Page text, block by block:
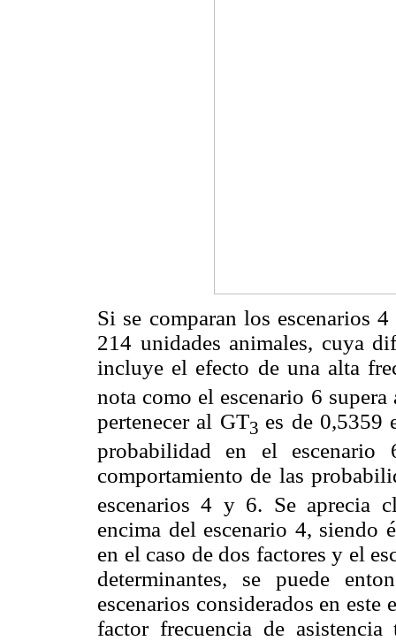
Si se comparan los escenarios
214 unidades animales, cuya
incluye el efecto de una alta
nota como el escenario 6
pertenecer al GT3 es de 0,5359
probabilidad en el
comportamiento de las
escenarios 4 y 6. Se aprecia
encima del escenario 4, siendo
en el caso de dos factores y el
determinantes, se puede
escenarios considerados en
factor frecuencia de